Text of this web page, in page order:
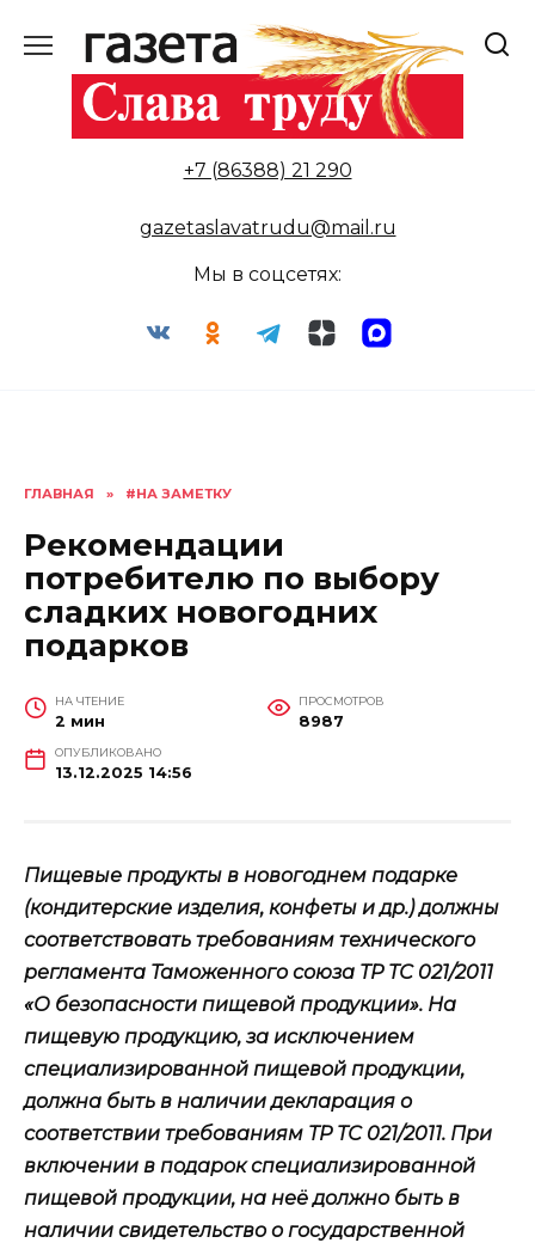
содержанию
+7 (86388) 21 290
gazetaslavatrudu@mail.ru
Мы в соцсетях:
ГЛАВНАЯ » #НА ЗАМЕТКУ
Рекомендации
потребителю по выбору
сладких новогодних
подарков
НА ЧТЕНИЕ
2 мин
ПРОСМОТРОВ
8987
ОПУБЛИКОВАНО
13.12.2025 14:56
Пищевые продукты в новогоднем подарке
(кондитерские изделия, конфеты и др.) должны
соответствовать требованиям технического
регламента Таможенного союза ТР ТС 021/2011
«О безопасности пищевой продукции». На
пищевую продукцию, за исключением
специализированной пищевой продукции,
должна быть в наличии декларация о
соответствии требованиям ТР ТС 021/2011. При
включении в подарок специализированной
пищевой продукции, на неё должно быть в
наличии свидетельство о государственной